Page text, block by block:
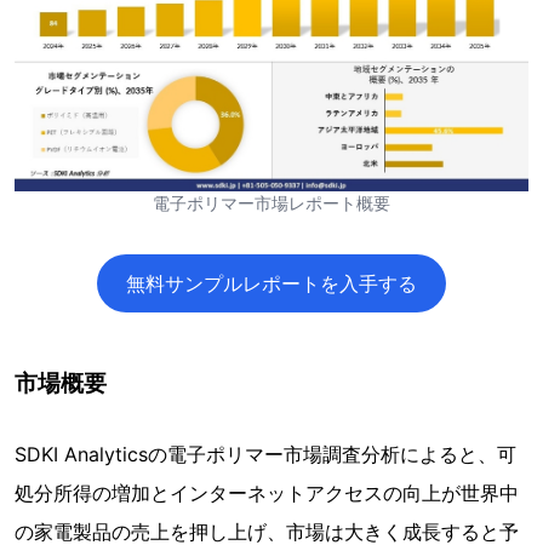
電子ポリマー市場レポート概要
無料サンプルレポートを入手する
市場概要
SDKI Analyticsの電子ポリマー市場調査分析によると、可
処分所得の増加とインターネットアクセスの向上が世界中
の家電製品の売上を押し上げ、市場は大きく成長すると予